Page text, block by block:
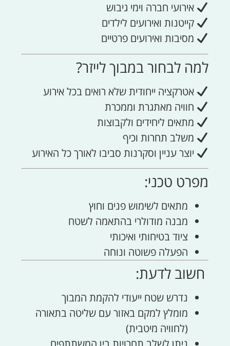
אירועי חברה וימי גיבוש
קייטנות ואירועים לילדים
מסיבות ואירועים פרטיים
למה לבחור במבוך לייזר?
אטרקציה ייחודית שלא רואים בכל אירוע
חוויה מאתגרת וממכרת
מתאים ליחידים ולקבוצות
משלב תחרות וכיף
יוצר עניין וסקרנות סביבו לאורך כל האירוע
מפרט טכני:
מתאים לשימוש פנים וחוץ
מבנה מודולרי בהתאמה לשטח
ציוד בטיחותי ואיכותי
הפעלה פשוטה ונוחה
חשוב לדעת:
נדרש שטח ייעודי להקמת המבוך
מומלץ למקם באזור עם שליטה בתאורה
(לחוויה מיטבית)